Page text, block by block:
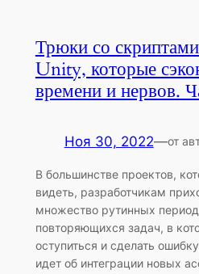
Трюки со
Unity, которые
времени и нервов.
Ноя 30, 2022—от
В большинстве проектов,
видеть, разработчикам
множество рутинных
повторяющихся задач, в
оступиться и сделать
идет об интеграции новых